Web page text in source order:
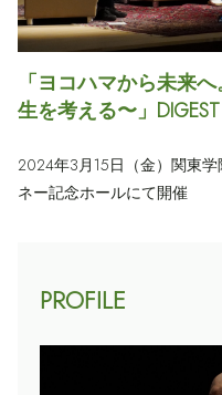
「ヨコハマから未来
生を考える〜」DIGEST
2024年3月15日（金）関東
ネー記念ホールにて開催
PROFILE